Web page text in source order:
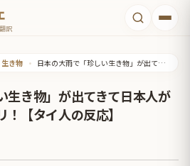
訳
き物 • 日本の大雨で「珍しい生き物」が出てきて日本人が初めて見たとビックリ！【タイ人の反応】
生き物」が出てきて日本人が
【タイ人の反応】